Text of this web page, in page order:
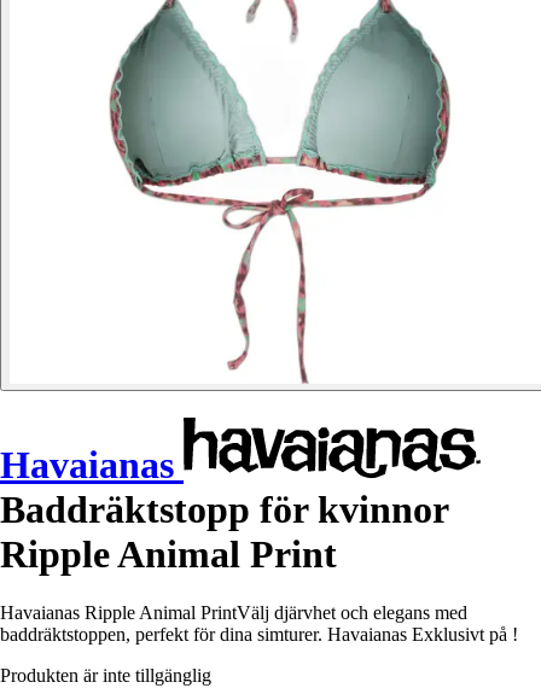
Havaianas
Baddräktstopp för kvinnor
Ripple Animal Print
Havaianas Ripple Animal PrintVälj djärvhet och elegans med
baddräktstoppen, perfekt för dina simturer. Havaianas Exklusivt på !
Produkten är inte tillgänglig